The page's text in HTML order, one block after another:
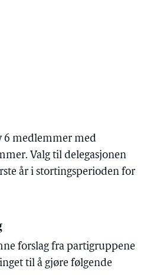
6 medlemmer med
Valg til delegasjonen
år i stortingsperioden for
forslag fra partigruppene
til å gjøre følgende